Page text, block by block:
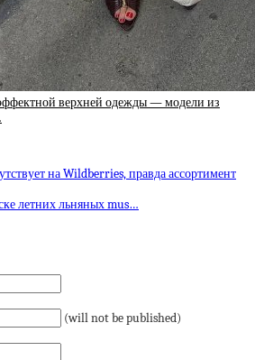
верхней одежды — модели из
на Wildberries, правда ассортимент
летних льняных mus…
(will not be published)